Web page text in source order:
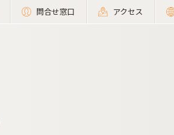
問合せ窓口 アクセス